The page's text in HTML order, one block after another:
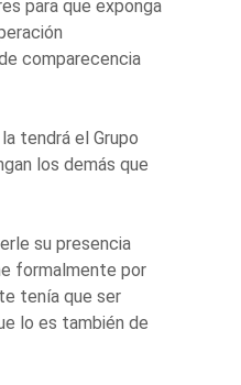
para que exponga
comparecencia
tendrá el Grupo
los demás que
su presencia
formalmente por
tenía que ser
lo es también de